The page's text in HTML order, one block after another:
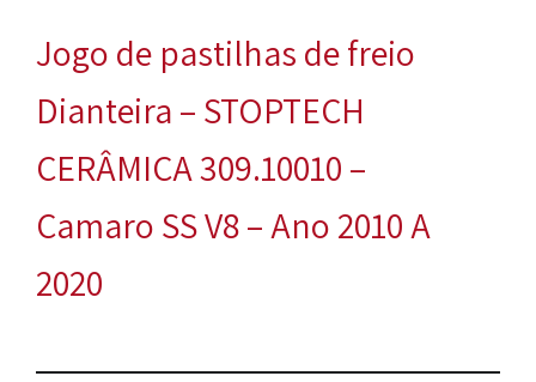
Jogo de pastilhas de freio
Dianteira – STOPTECH
CERÂMICA 309.10010 –
Camaro SS V8 – Ano 2010 A
2020